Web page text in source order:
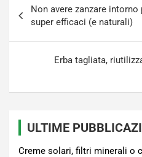
articoli
Non avere zanzare
super efficaci (e naturali)
Erba tagliata,
ULTIME
Creme solari, filtri minerali o